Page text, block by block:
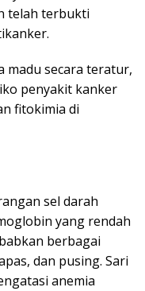
telah terbukti
madu secara teratur,
penyakit kanker
fitokimia di
sel darah
yang rendah
berbagai
dan pusing. Sari
anemia